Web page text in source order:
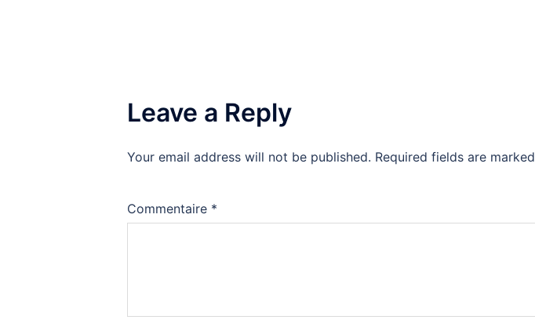
Leave a Reply
Your email address will not be published. Required fields are marked
Commentaire *